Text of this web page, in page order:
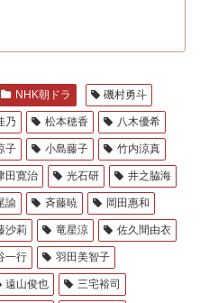
NHK朝ドラ 磯村勇斗
乃 松本穂香 八木優希
子 小島藤子 竹内涼真
田寛治 光石研 井之脇海
諭 斉藤暁 岡田惠和
沙莉 竜星涼 佐久間由衣
一行 羽田美智子
遠山俊也 三宅裕司